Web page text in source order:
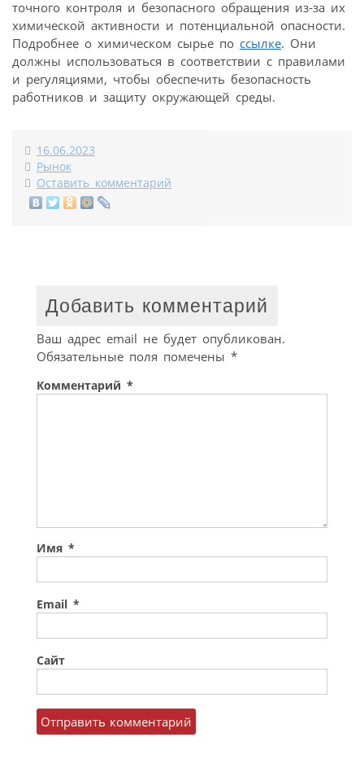
точного контроля и безопасного обращения из-за их
химической активности и потенциальной опасности.
Подробнее о химическом сырье по ссылке. Они
должны использоваться в соответствии с правилами
и регуляциями, чтобы обеспечить безопасность
работников и защиту окружающей среды.
16.06.2023
Рынок
Оставить комментарий
Добавить комментарий
Ваш адрес email не будет опубликован.
Обязательные поля помечены *
Комментарий *
Имя *
Email *
Сайт